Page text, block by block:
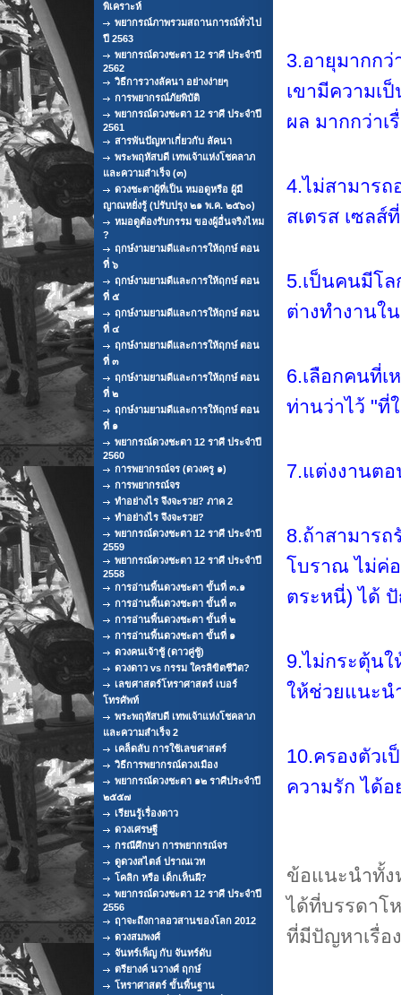
พิเคราะห์
พยากรณ์ภาพรวมสถานการณ์ทั่วไป
ปี 2563
พยากรณ์ดวงชะตา 12 ราศี ประจำปี
2562
วิธีการวางลัคนา อย่างง่ายๆ
การพยากรณ์ภัยพิบัติ
พยากรณ์ดวงชะตา 12 ราศี ประจำปี
2561
สารพันปัญหาเกี่ยวกับ ลัคนา
พระพฤหัสบดี เทพเจ้าแห่งโชคลาภ
และความสำเร็จ (๓)
ดวงชะตาผู้ที่เป็น หมอดูหรือ ผู้มี
ญาณหยั่งรู้ (ปรับปรุง ๒๑ พ.ค. ๒๕๖๐)
หมอดูต้องรับกรรม ของผู้อื่นจริงไหม
?
ฤกษ์งามยามดีและการให้ฤกษ์ ตอน
ที่ ๖
ฤกษ์งามยามดีและการให้ฤกษ์ ตอน
ที่ ๕
ฤกษ์งามยามดีและการให้ฤกษ์ ตอน
ที่ ๔
ฤกษ์งามยามดีและการให้ฤกษ์ ตอน
ที่ ๓
ฤกษ์งามยามดีและการให้ฤกษ์ ตอน
ที่ ๒
ฤกษ์งามยามดีและการให้ฤกษ์ ตอน
ที่ ๑
พยากรณ์ดวงชะตา 12 ราศี ประจำปี
2560
การพยากรณ์จร (ดวงครู ๑)
การพยากรณ์จร
ทำอย่างไร จึงจะรวย? ภาค 2
ทำอย่างไร จึงจะรวย?
พยากรณ์ดวงชะตา 12 ราศี ประจำปี
2559
พยากรณ์ดวงชะตา 12 ราศี ประจำปี
2558
การอ่านพื้นดวงชะตา ขั้นที่ ๓.๑
การอ่านพื้นดวงชะตา ขั้นที่ ๓
การอ่านพื้นดวงชะตา ขั้นที่ ๒
การอ่านพื้นดวงชะตา ขั้นที่ ๑
ดวงคนเจ้าชู้ (ดาวคู่ชู้)
ดวงดาว vs กรรม ใครลิขิตชีวิต?
เลขศาสตร์โหราศาสตร์ เบอร์
โทรศัพท์
พระพฤหัสบดี เทพเจ้าแห่งโชคลาภ
และความสำเร็จ 2
เคล็ดลับ การใช้เลขศาสตร์
วิธีการพยากรณ์ดวงเมือง
พยากรณ์ดวงชะตา ๑๒ ราศีประจำปี
๒๕๕๗
เรียนรู้เรื่องดาว
ดวงเศรษฐี
กรณีศึกษา การพยากรณ์จร
ดูดวงสไตล์ ปราณเวท
โคลิก หรือ เด็กเห็นผี?
พยากรณ์ดวงชะตา 12 ราศี ประจำปี
2556
ฤาจะถึงกาลอวสานของโลก 2012
ดวงสมพงศ์
จันทร์เพ็ญ กับ จันทร์ดับ
ตรียางค์ นวางศ์ ฤกษ์
โหราศาสตร์ ขั้นพื้นฐาน
3.อายุมากก
เขามีความเ
ผล มากกว่าเ
4.ไม่สามาร
สเตรส เซลส์
5.เป็นคนมีโ
ต่างทำงานใ
6.เลือกคนที่
ท่านว่าไว้ "ที่
7.แต่งงานต
8.ถ้าสามาร
โบราณ ไม่ค่
ตระหนี่) ได้
9.ไม่กระตุ้น
ให้ช่วยแนะน
10.ครองตัว
ความรัก ได้อ
ข้อแนะนำทั้ง
ได้ที่บรรดาโ
ที่มีปัญหาเรื่อ